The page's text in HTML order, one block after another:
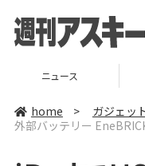
ニュース
home > ガジェッ
外部バッテリー